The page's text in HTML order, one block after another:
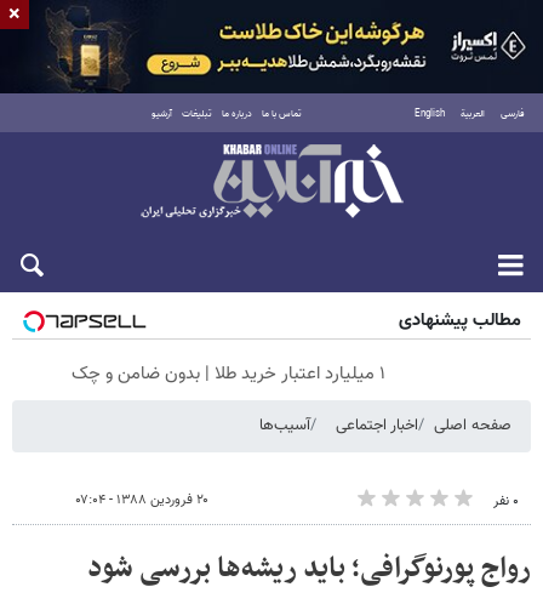
فارسی العربية English تماس با ما درباره ما تبلیغات آرشیو
شنبه ۱۷ مرداد ۱۴۰۵
مطالب پیشنهادی
۱ میلیارد اعتبار خرید طلا | بدون ضامن و چک
صفحه اصلی اخبار اجتماعی آسیب‌ها
۰ نفر ۲۰ فروردین ۱۳۸۸ - ۰۷:۰۴
رواج پورنوگرافی؛ باید ریشه‌ها بررسی شود
×